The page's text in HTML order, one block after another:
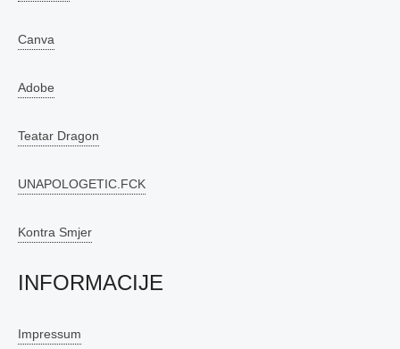
Canva
Adobe
Teatar Dragon
UNAPOLOGETIC.FCK
Kontra Smjer
INFORMACIJE
Impressum